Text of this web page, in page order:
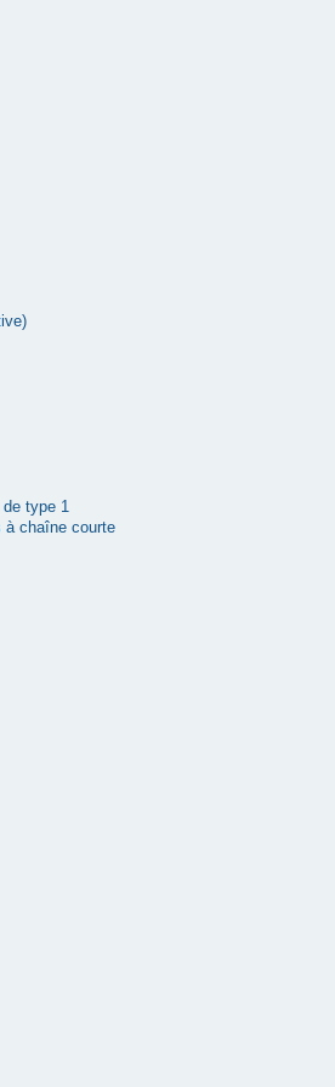
de type 1
à chaîne courte